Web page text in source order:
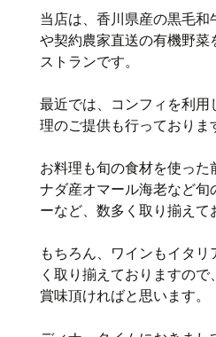
当店は、香川県産の黒毛和
や契約農家直送の有機野菜
ストランです。
最近では、コンフィを利用
理のご提供も行っておりま
お料理も旬の食材を使った
ナダ産オマール海老など旬
ーなど、数多く取り揃えて
もちろん、ワインもイタ
く取り揃えておりますの
賞味頂ければと思います。